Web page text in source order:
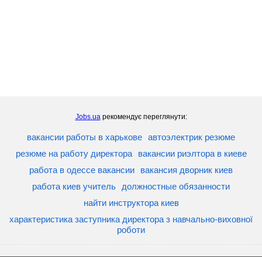
Jobs.uaрекомендує переглянути:
вакансии работы в харькове автоэлектрик резюме
резюме на работу директора
вакансии риэлтора в киеве
работа в одессе вакансии
вакансия дворник киев
работа киев учитель
должностные обязанности
найти инструктора киев
характеристика заступника директора з навчально-виховної
роботи